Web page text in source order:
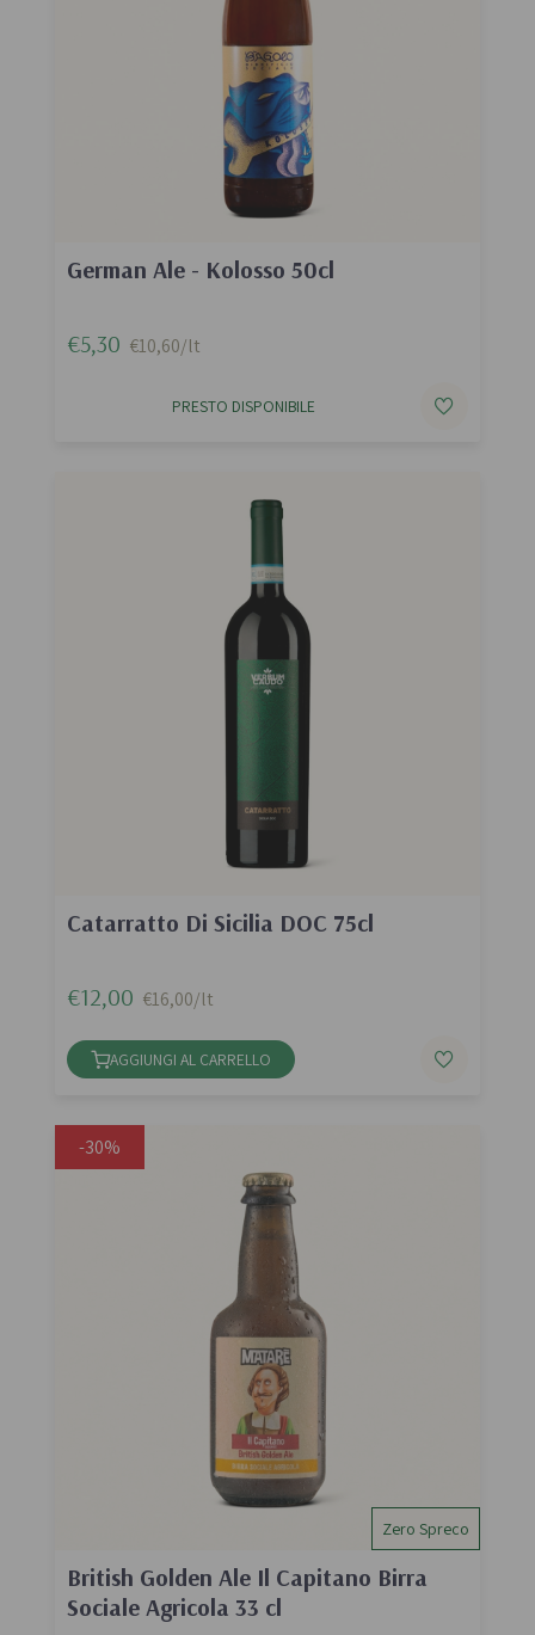
German Ale - Kolosso 50cl
€5,30 €10,60/lt
PRESTO DISPONIBILE
Catarratto Di Sicilia DOC 75cl
€12,00 €16,00/lt
AGGIUNGI AL CARRELLO
Zero Spreco
British Golden Ale Il Capitano Birra
Sociale Agricola 33 cl
-30%